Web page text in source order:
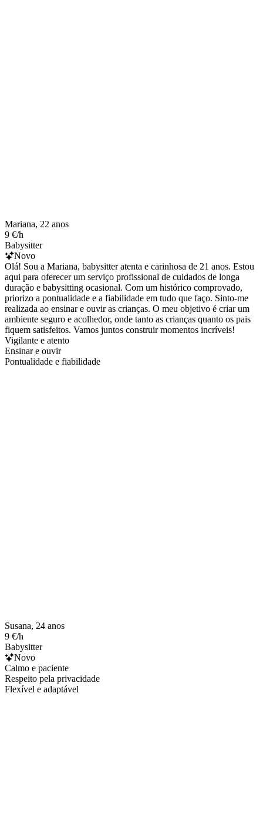
Mariana, 22 anos
9 €/h
Babysitter
Novo
Olá! Sou a Mariana, babysitter atenta e carinhosa de 21 anos. Estou
aqui para oferecer um serviço profissional de cuidados de longa
duração e babysitting ocasional. Com um histórico comprovado,
priorizo a pontualidade e a fiabilidade em tudo que faço. Sinto-me
realizada ao ensinar e ouvir as crianças. O meu objetivo é criar um
ambiente seguro e acolhedor, onde tanto as crianças quanto os pais
fiquem satisfeitos. Vamos juntos construir momentos incríveis!
Vigilante e atento
Ensinar e ouvir
Pontualidade e fiabilidade
Susana, 24 anos
9 €/h
Babysitter
Novo
Calmo e paciente
Respeito pela privacidade
Flexível e adaptável